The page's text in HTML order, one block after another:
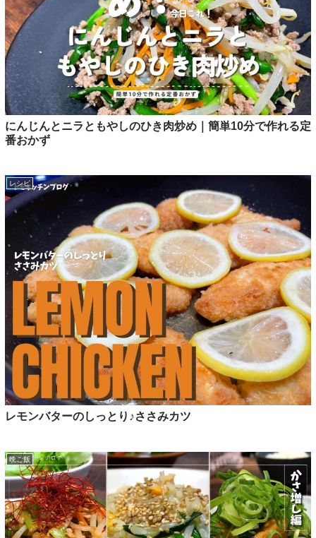
にんじんとニラともやしのひき肉炒め｜簡単10分で作れる定
番おかず
レシピ
レモンバターのしっとり♪ささみカツ
晩ご飯